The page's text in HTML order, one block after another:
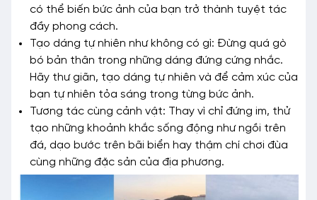
có thể biến bức ảnh của bạn trở thành tuyệt tác
đầy phong cách.
Tạo dáng tự nhiên như không có gì: Đừng quá gò
bó bản thân trong những dáng đứng cứng nhắc.
Hãy thư giãn, tạo dáng tự nhiên và để cảm xúc của
bạn tự nhiên tỏa sáng trong từng bức ảnh.
Tương tác cùng cảnh vật: Thay vì chỉ đứng im, thử
tạo những khoảnh khắc sống động như ngồi trên
đá, dạo bước trên bãi biển hay thậm chí chơi đùa
cùng những đặc sản của địa phương.